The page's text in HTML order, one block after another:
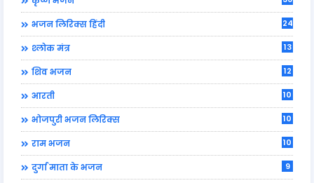
भजन लिरिक्स हिंदी 24
श्लोक मंत्र 13
शिव भजन 12
आरती 10
भोजपुरी भजन लिरिक्स 10
राम भजन 10
दुर्गा माता के भजन 9